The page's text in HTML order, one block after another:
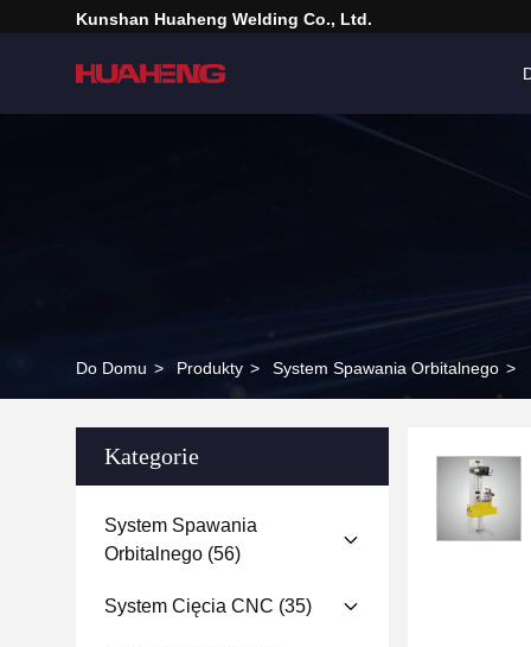
Kunshan Huaheng Welding Co., Ltd.
Do Domu > Produkty > System Spawania Orbitalnego >
Kategorie
System Spawania
Orbitalnego (56)
System Cięcia CNC (35)